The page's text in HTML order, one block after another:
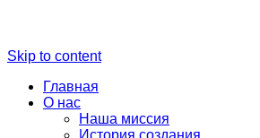
Skip to content
Главная
О нас
Наша миссия
История создания